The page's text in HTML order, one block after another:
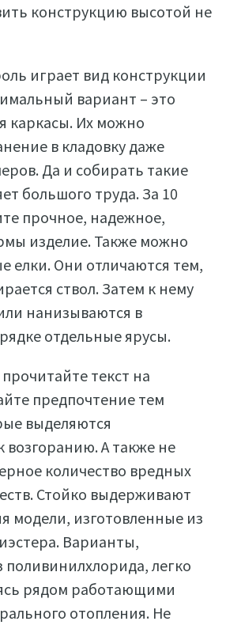
конструкцию высотой не
играет вид конструкции
вариант – это
каркасы. Их можно
в кладовку даже
Да и собирать такие
большого труда. За 10
прочное, надежное,
изделие. Также можно
елки. Они отличаются тем,
ствол. Затем к нему
нанизываются в
отдельные ярусы.
текст на
предпочтение тем
выделяются
возгоранию. А также не
количество вредных
Стойко выдерживают
модели, изготовленные из
Варианты,
легко
рядом работающими
отопления. Не